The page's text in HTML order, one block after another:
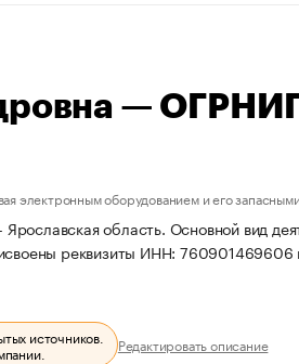
—
электронным оборудованием и его
область. Основной вид
реквизиты ИНН:
источников.
Редактировать описание